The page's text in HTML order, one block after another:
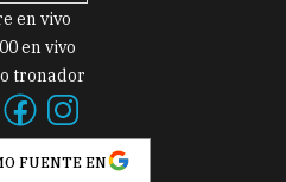
en vivo
en vivo
tronador
FUENTE EN